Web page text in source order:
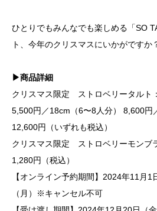
ひとりでもみんなでも楽しめる「SO
ト、今年のクリスマスにいかがですか
▶商品詳細
クリスマス限定 ストロベリータルト
5,500円／18cm（6〜8人分） 8,600円
12,600円（いずれも税込）
クリスマス限定 ストロベリーモンブ
1,280円（税込）
【オンライン予約期間】2024年11月1
（月）※キャンセル不可